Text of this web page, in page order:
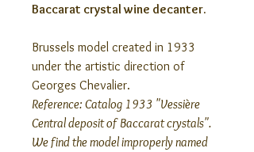
Baccarat crystal wine decanter.
Brussels model created in 1933
under the artistic direction of
Georges Chevalier.
Reference: Catalog 1933 "Vessière
Central deposit of Baccarat crystals".
We find the model improperly named